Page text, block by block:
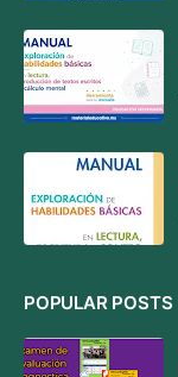
POPULAR POSTS